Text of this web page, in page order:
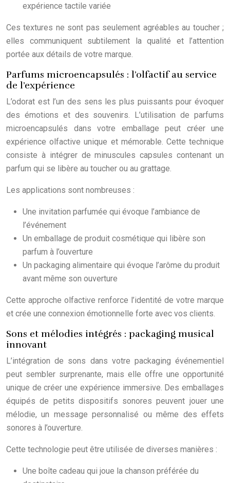
expérience tactile variée
Ces textures ne sont pas seulement agréables au toucher ;
elles communiquent subtilement la qualité et l’attention
portée aux détails de votre marque.
Parfums microencapsulés : l’olfactif au service
de l’expérience
L’odorat est l’un des sens les plus puissants pour évoquer
des émotions et des souvenirs. L’utilisation de parfums
microencapsulés dans votre emballage peut créer une
expérience olfactive unique et mémorable. Cette technique
consiste à intégrer de minuscules capsules contenant un
parfum qui se libère au toucher ou au grattage.
Les applications sont nombreuses :
Une invitation parfumée qui évoque l’ambiance de
l’événement
Un emballage de produit cosmétique qui libère son
parfum à l’ouverture
Un packaging alimentaire qui évoque l’arôme du produit
avant même son ouverture
Cette approche olfactive renforce l’identité de votre marque
et crée une connexion émotionnelle forte avec vos clients.
Sons et mélodies intégrés : packaging musical
innovant
L’intégration de sons dans votre packaging événementiel
peut sembler surprenante, mais elle offre une opportunité
unique de créer une expérience immersive. Des emballages
équipés de petits dispositifs sonores peuvent jouer une
mélodie, un message personnalisé ou même des effets
sonores à l’ouverture.
Cette technologie peut être utilisée de diverses manières :
Une boîte cadeau qui joue la chanson préférée du